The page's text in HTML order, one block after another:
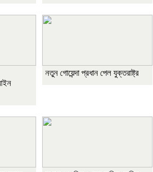
নতুন গোয়েন্দা প্রধান পেল যুক্তরাষ্ট্র